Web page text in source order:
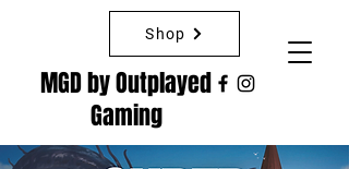
MGD by Outplayed
Gaming
Shop